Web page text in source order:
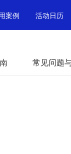
案例 活动日历
常见问题